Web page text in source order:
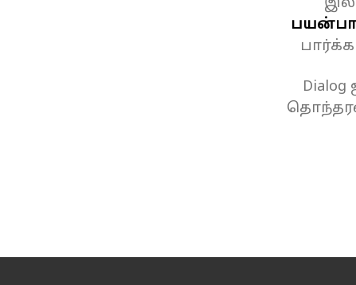
இல்
பார்க்க